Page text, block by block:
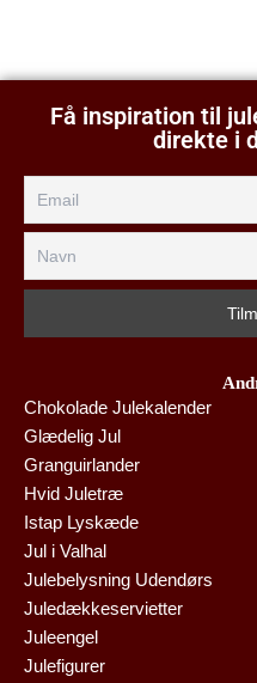
Få inspiration til
direkte i
Chokolade Julekalender
Glædelig Jul
Granguirlander
Hvid Juletræ
Istap Lyskæde
Jul i Valhal
Julebelysning Udendørs
Juledækkeservietter
Juleengel
Julefigurer